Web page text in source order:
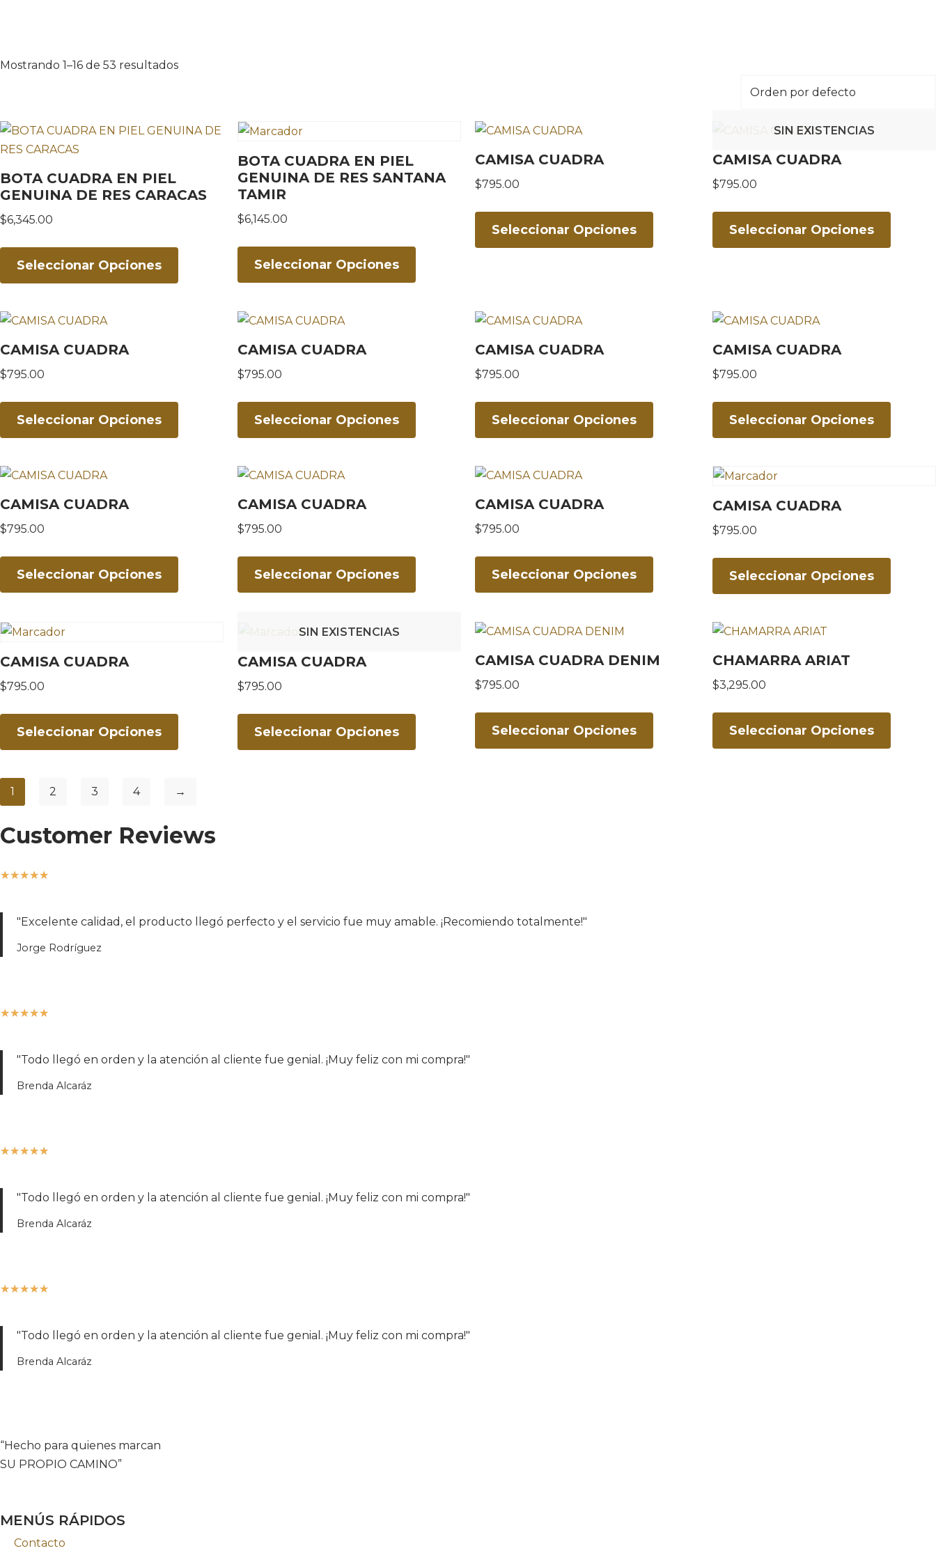
Mostrando 1–16 de 53 resultados
BOTA CUADRA EN PIEL
GENUINA DE RES CARACAS
$6,345.00
Seleccionar Opciones
BOTA CUADRA EN PIEL
GENUINA DE RES SANTANA
TAMIR
$6,145.00
Seleccionar Opciones
CAMISA CUADRA
$795.00
Seleccionar Opciones
SIN EXISTENCIAS
CAMISA CUADRA
$795.00
Seleccionar Opciones
CAMISA CUADRA
$795.00
Seleccionar Opciones
CAMISA CUADRA
$795.00
Seleccionar Opciones
CAMISA CUADRA
$795.00
Seleccionar Opciones
CAMISA CUADRA
$795.00
Seleccionar Opciones
CAMISA CUADRA
$795.00
Seleccionar Opciones
CAMISA CUADRA
$795.00
Seleccionar Opciones
CAMISA CUADRA
$795.00
Seleccionar Opciones
CAMISA CUADRA
$795.00
Seleccionar Opciones
CAMISA CUADRA
$795.00
Seleccionar Opciones
SIN EXISTENCIAS
CAMISA CUADRA
$795.00
Seleccionar Opciones
CAMISA CUADRA DENIM
$795.00
Seleccionar Opciones
CHAMARRA ARIAT
$3,295.00
Seleccionar Opciones
1 2 3 4 →
Customer Reviews
★★★★★
"Excelente calidad, el producto llegó perfecto y el servicio fue muy amable. ¡Recomiendo totalmente!"
Jorge Rodríguez
★★★★★
"Todo llegó en orden y la atención al cliente fue genial. ¡Muy feliz con mi compra!"
Brenda Alcaráz
★★★★★
"Todo llegó en orden y la atención al cliente fue genial. ¡Muy feliz con mi compra!"
Brenda Alcaráz
★★★★★
"Todo llegó en orden y la atención al cliente fue genial. ¡Muy feliz con mi compra!"
Brenda Alcaráz
“Hecho para quienes marcan
SU PROPIO CAMINO”
MENÚS RÁPIDOS
Contacto